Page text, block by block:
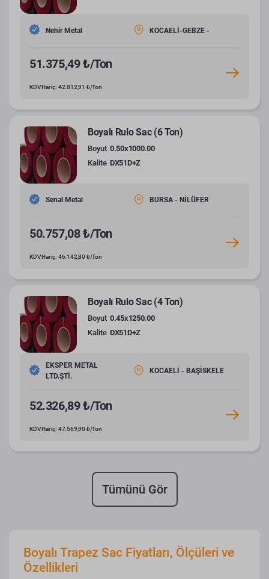
Nehir Metal KOCAELİ-GEBZE -
51.375,49 ₺/Ton
KDV Hariç: 42.812,91 ₺/Ton
Boyalı Rulo Sac (6 Ton)
Boyut 0.50x1000.00
Kalite DX51D+Z
Senal Metal BURSA - NİLÜFER
50.757,08 ₺/Ton
KDV Hariç: 46.142,80 ₺/Ton
Boyalı Rulo Sac (4 Ton)
Boyut 0.45x1250.00
Kalite DX51D+Z
EKSPER METAL
LTD.ŞTİ.
KOCAELİ - BAŞİSKELE
52.326,89 ₺/Ton
KDV Hariç: 47.569,90 ₺/Ton
Tümünü Gör
Boyalı Trapez Sac Fiyatları, Ölçüleri ve
Özellikleri